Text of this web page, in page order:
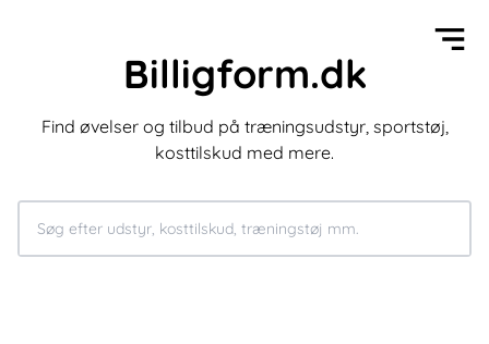
Billigform.dk
Find øvelser og tilbud på træningsudstyr, sportstøj,
kosttilskud med mere.